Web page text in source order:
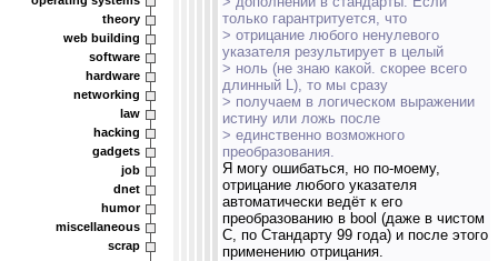
theory
web building
software
hardware
networking
law
hacking
gadgets
job
dnet
humor
miscellaneous
scrap
только гарантритуется, что
> отрицание любого ненулевого
указателя результирует в целый
> ноль (не знаю какой. скорее всего
длинный L), то мы сразу
> получаем в логическом выражении
истину или ложь после
> единственно возможного
преобразования.
Я могу ошибаться, но по-моему,
отрицание любого указателя
автоматически ведёт к его
преобразованию в bool (даже в чистом
C, по Стандарту 99 года) и после этого
применению отрицания.